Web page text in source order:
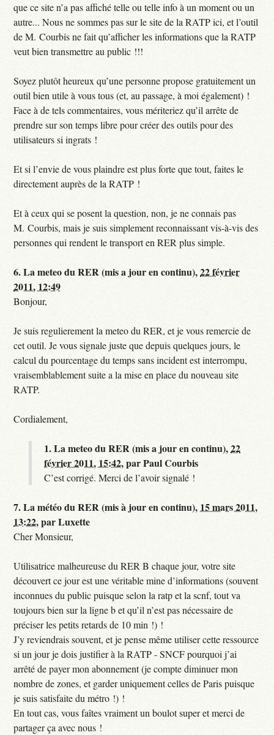
que ce site n’a pas affiché telle ou telle info à un moment ou un
autre... Nous ne sommes pas sur le site de la RATP ici, et l’outil
de M. Courbis ne fait qu’afficher les informations que la RATP
veut bien transmettre au public !!!
Soyez plutôt heureux qu’une personne propose gratuitement un
outil bien utile à vous tous (et, au passage, à moi également) !
Face à de tels commentaires, vous mériteriez qu’il arrête de
prendre sur son temps libre pour créer des outils pour des
utilisateurs si ingrats !
Et si l’envie de vous plaindre est plus forte que tout, faites le
directement auprès de la RATP !
Et à ceux qui se posent la question, non, je ne connais pas
M. Courbis, mais je suis simplement reconnaissant vis-à-vis des
personnes qui rendent le transport en RER plus simple.
6.La meteo du RER (mis a jour en continu),22 février
2011, 12:49
Bonjour,
Je suis regulierement la meteo du RER, et je vous remercie de
cet outil. Je vous signale juste que depuis quelques jours, le
calcul du pourcentage du temps sans incident est interrompu,
vraisemblablement suite a la mise en place du nouveau site
RATP.
Cordialement,
1.La meteo du RER (mis a jour en continu),22
février 2011, 15:42,parPaul Courbis
C’est corrigé. Merci de l’avoir signalé !
7.La météo du RER (mis à jour en continu), 15 mars 2011,
13:22,parLuxette
Cher Monsieur,
Utilisatrice malheureuse du RER B chaque jour, votre site
découvert ce jour est une véritable mine d’informations (souvent
inconnues du public puisque selon la ratp et la scnf, tout va
toujours bien sur la ligne b et qu’il n’est pas nécessaire de
préciser les petits retards de 10 min !) !
J’y reviendrais souvent, et je pense même utiliser cette ressource
si un jour je dois justifier à la RATP - SNCF pourquoi j’ai
arrêté de payer mon abonnement (je compte diminuer mon
nombre de zones, et garder uniquement celles de Paris puisque
je suis satisfaite du métro !) !
En tout cas, vous faîtes vraiment un boulot super et merci de
partager ça avec nous !